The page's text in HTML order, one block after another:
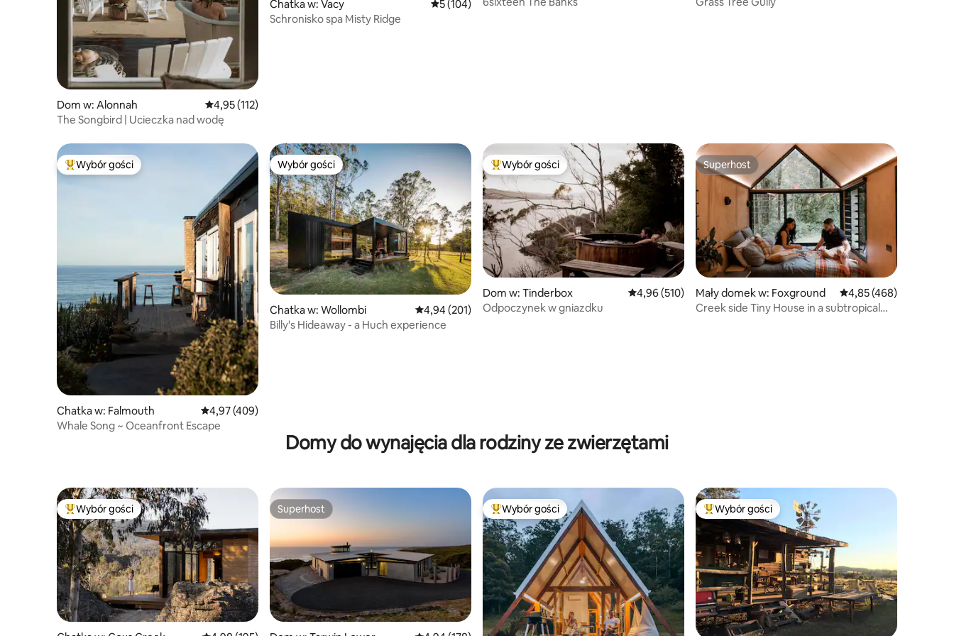
Dom w: Alonnah Średnia ocena: 4,95 na 5, liczba recenzji: 112
4,95 (112)
The Songbird | Ucieczka nad wodę
Chatka w: Vacy Średnia ocena: 5 na 5, liczba recenzji: 104
5 (104)
Schronisko spa Misty Ridge
Najpopularniejsze z kategorii Wybór gości
Wybór gości
Chatka w: Falmouth Średnia ocena: 4,97 na 5, liczba recenzji: 409
4,97 (409)
Whale Song ~ Oceanfront Escape
Wybór gości
Wybór gości
Chatka w: Wollombi Średnia ocena: 4,94 na 5, liczba recenzji: 201
4,94 (201)
Billy's Hideaway - a Huch experience
Najpopularniejsze z kategorii Wybór gości
Wybór gości
Dom w: Tinderbox Średnia ocena: 4,96 na 5, liczba recenzji: 510
4,96 (510)
Odpoczynek w gniazdku
Superhost
Superhost
Mały domek w: Foxground Średnia ocena: 4,85
4,85 (468)
Creek side Tiny House in a subtropical
Domy do wynajęcia dla rodziny ze zwierzętami
Najpopularniejsze z kategorii Wybór gości
Wybór gości Superhost
Superhost Najpopularniejsze z kategorii Wybór gości
Wybór gości Najpopularniejsze z kategorii Wybór gości
Wybór gości